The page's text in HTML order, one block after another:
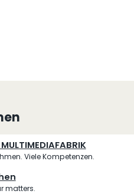
Viele Kompetenzen.
matters.